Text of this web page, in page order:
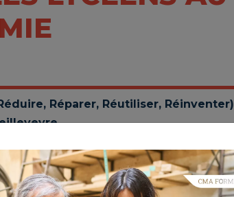
Réparer, Réutiliser, Réinventer)
de l’Artisanat Provence-Alpes-Côte
et Recycleries, cette initiative s'inscrit